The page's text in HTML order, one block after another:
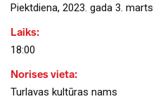
Piektdiena, 2023. gada 3. marts
Laiks:
18:00
Norises vieta:
Turlavas kultūras nams